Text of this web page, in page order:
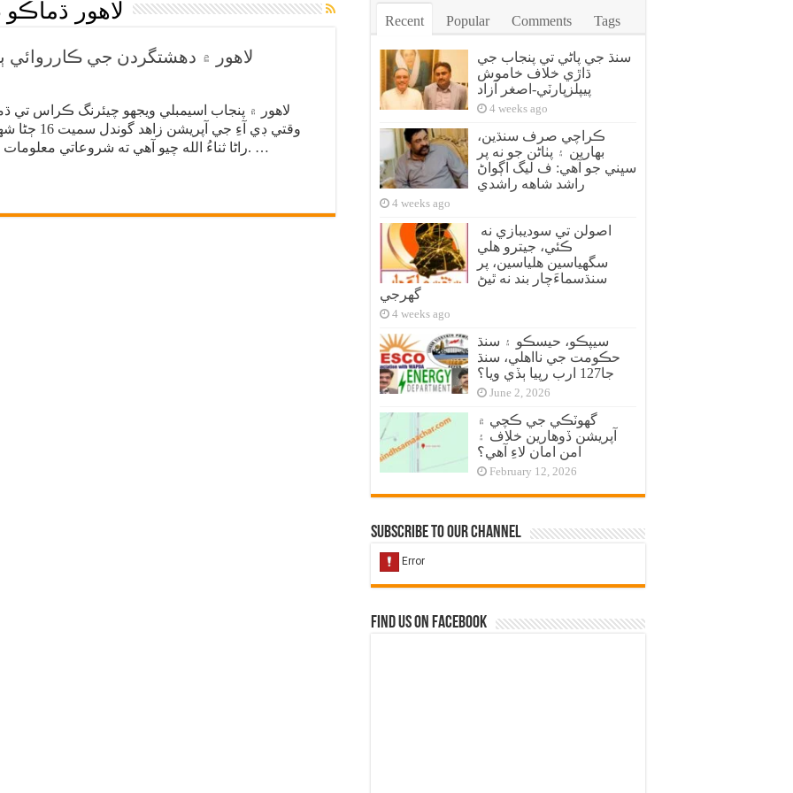
لاهور ڌماڪو 16 ڄڻا شهيد
لاهور ۾ دهشتگردن جي ڪارروائي ٻن ڊي
وقتي ڊي آءِ
راڻا ثناءُ الله چيو آهي ته شروعاتي معلومات موجب واقعو آپگهاتي حملي جو نتيجو آهي. …
Recent Popular Comments Tags
سنڌ جي پاڻي تي پنجاب جي
ڌاڙي خلاف خاموش
پيپلزپارٽي-اصغر آزاد
4 weeks ago
ڪراچي صرف سنڌين،
بهارين ۽ پٺاڻن جو نه پر
سڀني جو آهي: ف ليگ اڳواڻ
راشد شاهه راشدي
4 weeks ago
ڪئي، جيترو هلي
سگهياسين هلياسين، پر
سنڌسماءَچار بند نه ٿيڻ
گهرجي
4 weeks ago
سيپڪو، حيسڪو ۽ سنڌ
حڪومت جي نااهلي، سنڌ
جا127 ارب رپيا ٻڏي ويا؟
June 2, 2026
گهوٽڪي جي ڪچي ۾
آپريشن ڏوهارين خلاف ۽
امن امان لاءِ آهي؟
February 12, 2026
Subscribe to our Channel
Find us on Facebook